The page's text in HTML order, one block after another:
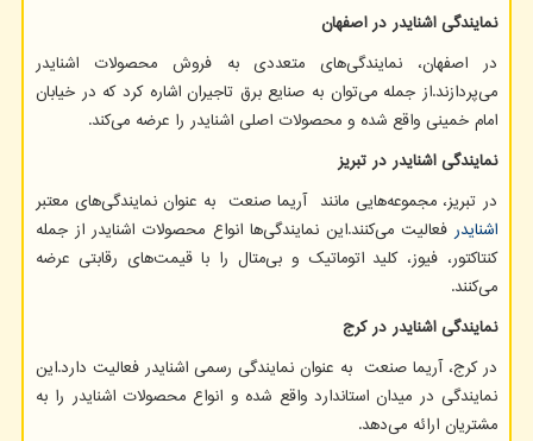
نمایندگی اشنایدر در اصفهان
در اصفهان، نمایندگی‌های متعددی به فروش محصولات اشنایدر
می‌پردازند.از جمله می‌توان به صنایع برق تاجیران اشاره کرد که در خیابان
امام خمینی واقع شده و محصولات اصلی اشنایدر را عرضه می‌کند. ​
نمایندگی اشنایدر در تبریز
در تبریز، مجموعه‌هایی مانند آریما صنعت به عنوان نمایندگی‌های معتبر
اشنایدر فعالیت می‌کنند.این نمایندگی‌ها انواع محصولات اشنایدر از جمله
کنتاکتور، فیوز، کلید اتوماتیک و بی‌متال را با قیمت‌های رقابتی عرضه
می‌کنند.
نمایندگی اشنایدر در کرج
در کرج، آریما صنعت به عنوان نمایندگی رسمی اشنایدر فعالیت دارد.این
نمایندگی در میدان استاندارد واقع شده و انواع محصولات اشنایدر را به
مشتریان ارائه می‌دهد. ​